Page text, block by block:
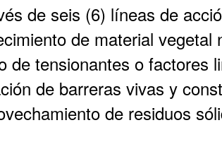
de seis (6) líneas de
de material vegetal
de tensionantes o factores
de barreras vivas y
de residuos